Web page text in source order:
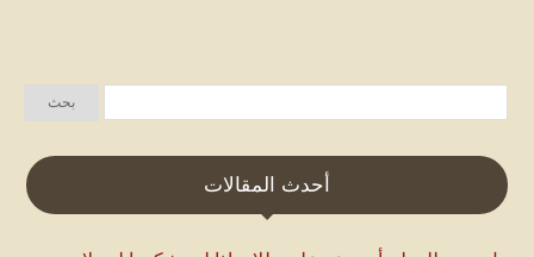
أحدث المقالات